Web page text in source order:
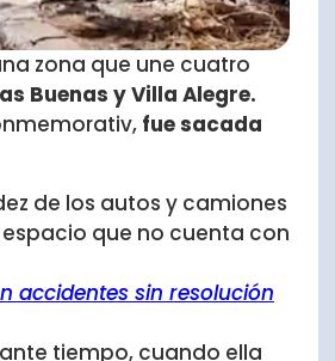
zona que une cuatro
Buenas y Villa Alegre.
fue sacada
de los autos y camiones
espacio que no cuenta con
accidentes sin resolución
tiempo, cuando ella